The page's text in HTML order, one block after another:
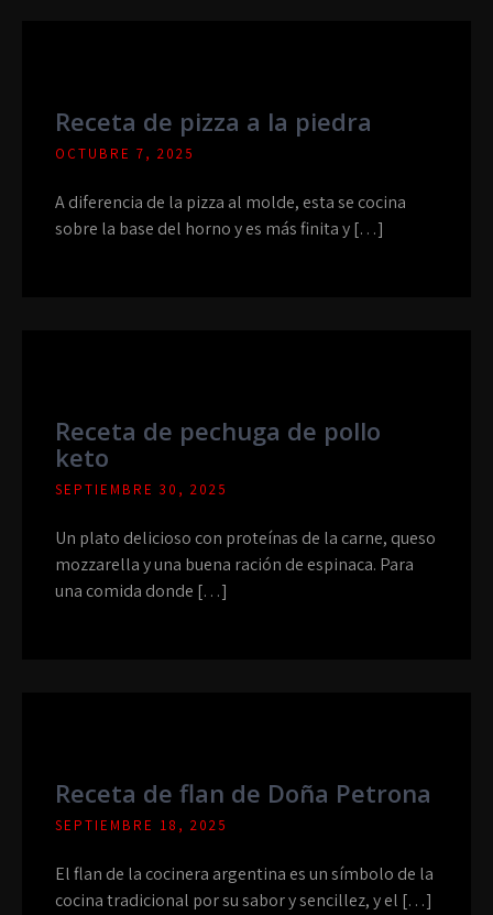
Receta de pizza a la piedra
OCTUBRE 7, 2025
A diferencia de la pizza al molde, esta se cocina
sobre la base del horno y es más finita y […]
Receta de pechuga de pollo
keto
SEPTIEMBRE 30, 2025
Un plato delicioso con proteínas de la carne, queso
mozzarella y una buena ración de espinaca. Para
una comida donde […]
Receta de flan de Doña Petrona
SEPTIEMBRE 18, 2025
El flan de la cocinera argentina es un símbolo de la
cocina tradicional por su sabor y sencillez, y el […]